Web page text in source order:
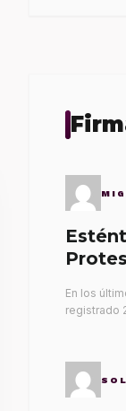
En los
registrado